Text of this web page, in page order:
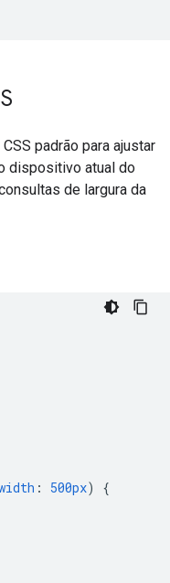
padrão para ajustar
dispositivo atual do
de largura da
: 500px)
{